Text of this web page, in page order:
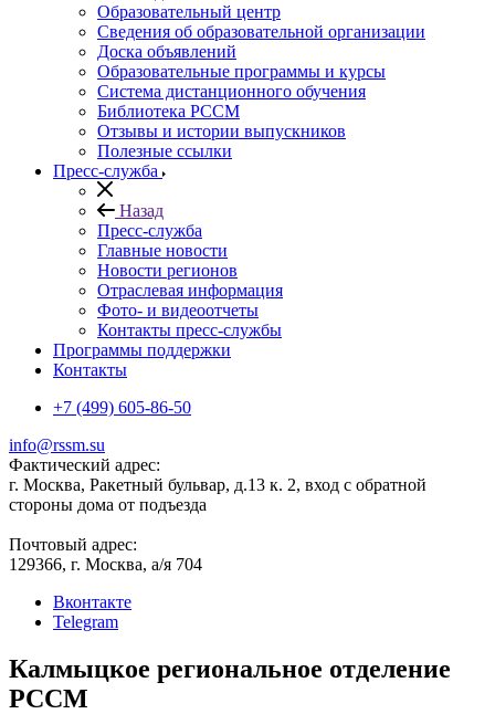
Образовательный центр
Сведения об образовательной организации
Доска объявлений
Образовательные программы и курсы
Система дистанционного обучения
Библиотека РССМ
Отзывы и истории выпускников
Полезные ссылки
Пресс-служба
Назад
Пресс-служба
Главные новости
Новости регионов
Отраслевая информация
Фото- и видеоотчеты
Контакты пресс-службы
Программы поддержки
Контакты
+7 (499) 605-86-50
info@rssm.su
Фактический адрес:
г. Москва, Ракетный бульвар, д.13 к. 2, вход с обратной
стороны дома от подъезда
Почтовый адрес:
129366, г. Москва, а/я 704
Вконтакте
Telegram
Калмыцкое региональное отделение
РССМ